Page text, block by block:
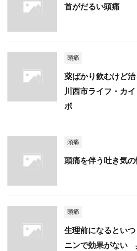
首がだるい頭痛
頭痛
薬ばかり飲むけど
川西市ライフ・カ
ボ
頭痛
頭痛を伴う吐き気
頭痛
生理前になるとい
ニンで効果がない